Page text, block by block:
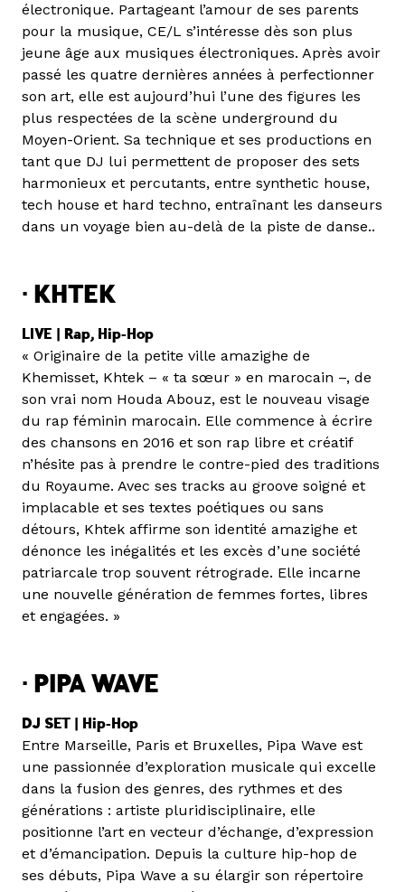
électronique. Partageant l’amour de ses parents
pour la musique, CE/L s’intéresse dès son plus
jeune âge aux musiques électroniques. Après avoir
passé les quatre dernières années à perfectionner
son art, elle est aujourd’hui l’une des figures les
plus respectées de la scène underground du
Moyen-Orient. Sa technique et ses productions en
tant que DJ lui permettent de proposer des sets
harmonieux et percutants, entre synthetic house,
tech house et hard techno, entraînant les danseurs
dans un voyage bien au-delà de la piste de danse..
· KHTEK
LIVE | Rap, Hip-Hop
« Originaire de la petite ville amazighe de
Khemisset, Khtek – « ta sœur » en marocain –, de
son vrai nom Houda Abouz, est le nouveau visage
du rap féminin marocain. Elle commence à écrire
des chansons en 2016 et son rap libre et créatif
n’hésite pas à prendre le contre-pied des traditions
du Royaume. Avec ses tracks au groove soigné et
implacable et ses textes poétiques ou sans
détours, Khtek affirme son identité amazighe et
dénonce les inégalités et les excès d’une société
patriarcale trop souvent rétrograde. Elle incarne
une nouvelle génération de femmes fortes, libres
et engagées. »
· PIPAWAVE
DJ SET | Hip-Hop
Entre Marseille, Paris et Bruxelles, Pipa Wave est
une passionnée d’exploration musicale qui excelle
dans la fusion des genres, des rythmes et des
générations : artiste pluridisciplinaire, elle
positionne l’art en vecteur d’échange, d’expression
et d’émancipation. Depuis la culture hip-hop de
ses débuts, Pipa Wave a su élargir son répertoire